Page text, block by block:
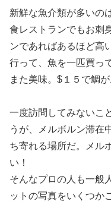
新鮮な魚介類が多いの
食レストランでもお刺
ンであればあるほど高
行って、魚を一匹買っ
また美味。$１５で鯛
一度訪問してみないこ
うが、メルボルン滞在
ち寄れる場所だ。メル
い！
そんなプロの人も一般
ットの写真をいくつか